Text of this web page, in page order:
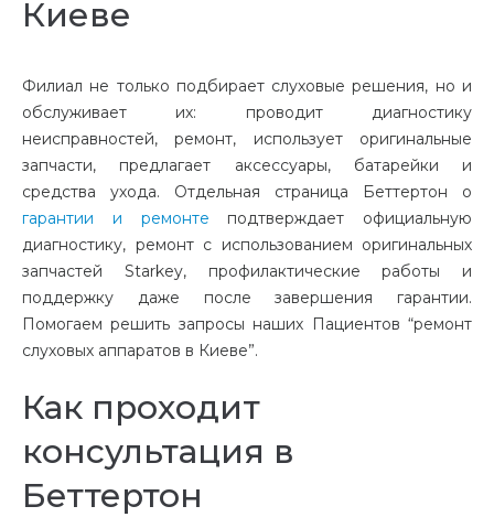
Киеве
Филиал не только подбирает слуховые решения, но и
обслуживает их: проводит диагностику
неисправностей, ремонт, использует оригинальные
запчасти, предлагает аксессуары, батарейки и
средства ухода. Отдельная страница Беттертон о
гарантии и ремонте подтверждает официальную
диагностику, ремонт с использованием оригинальных
запчастей Starkey, профилактические работы и
поддержку даже после завершения гарантии.
Помогаем решить запросы наших Пациентов “ремонт
слуховых аппаратов в Киеве”.
Как проходит
консультация в
Беттертон